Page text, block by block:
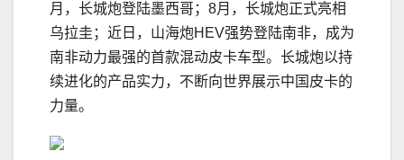
月，长城炮登陆墨西哥；8月，长城炮正式亮相
乌拉圭；近日，山海炮HEV强势登陆南非，成为
南非动力最强的首款混动皮卡车型。长城炮以持
续进化的产品实力，不断向世界展示中国皮卡的
力量。